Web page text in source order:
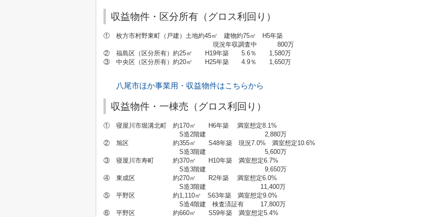
収益物件・区分所有（グロス利回り）
① 枚方市村野東町（戸建）土地約45㎡ 建物約75㎡ H5年築
現況年収調査中 800万
② 福島区（区分所有）約25㎡ H19年築 5.6％ 1,580万
③ 中央区（区分所有）約20㎡ H25年築 4.9％ 1,650万
八尾市ほか事業用・収益物件はこちらから
収益物件・一棟売（グロス利回り）
① 寝屋川市堀溝北町 約170㎡ H6年築 満室想定8.1%
S造2階建 2,880万
② 旭区 約355㎡ S48年築 現況7.0% 満室想定10.6%
S造3階建 5,600万
③ 寝屋川市寿町 約370㎡ H10年築 満室想定6.7%
S造3階建 9,650万
④ 東成区 約270㎡ R2年築 満室想定6.0%
S造3階建 11,400万
⑤ 平野区 約1,110㎡ S63年築 満室想定9.0%
S造4階建 検査済証有 17,800万
⑥ 平野区 約660㎡ S59年築 満室想定5.4%